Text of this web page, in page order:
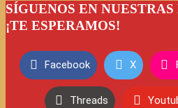
SÍGUENOS EN
¡TE ESPERAMOS!
Facebook X
Threads